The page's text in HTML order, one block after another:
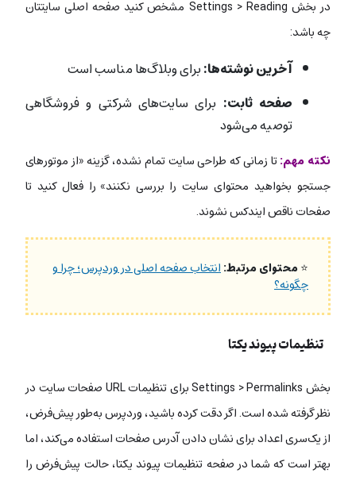
در بخش Settings > Reading مشخص کنید صفحه اصلی سایتتان
چه باشد:
آخرین نوشته‌ها:برای وبلاگ‌ها مناسب است
صفحه ثابت: برای سایت‌های شرکتی و فروشگاهی
توصیه می‌شود
نکته مهم:تا زمانی که طراحی سایت تمام نشده، گزینه «از موتورهای
جستجو بخواهید محتوای سایت را بررسی نکنند» را فعال کنید تا
صفحات ناقص ایندکس نشوند.
⭐محتوای مرتبط:انتخاب صفحه اصلی در وردپرس؛ چرا و
چگونه؟
تنظیمات پیوند یکتا
بخش Settings > Permalinks برای تنظیمات URL صفحات سایت در
نظر گرفته شده است. اگر دقت کرده باشید، وردپرس به‌طور پیش‌فرض،
از یک‌سری اعداد برای نشان دادن آدرس صفحات استفاده می‌کند، اما
بهتر است که شما در صفحه تنظیمات پیوند یکتا، حالت پیش‌فرض را